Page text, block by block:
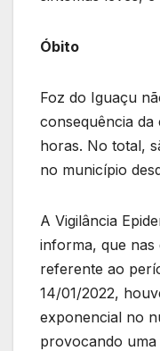
Óbito
Foz do Iguaçu
consequência da
horas. No total,
no município
A Vigilância
informa, que nas
referente ao
14/01/2022,
exponencial no
provocando